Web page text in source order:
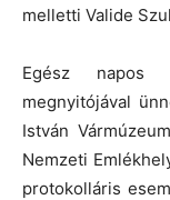
melletti Valide
Egész napos
megnyitójával
István
Nemzeti
protokolláris